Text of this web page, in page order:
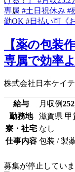
【薬の包装
専属で効率
株式会社日本ケイ
給与 月収例
勤務地
滋賀県 甲
寮・社宅 なし
仕事内容 包装 / 製
募集が停止してい